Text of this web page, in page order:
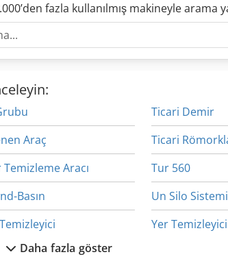
fazla kullanılmış makineyle arama
Araç
Temizleme Aracı
Basın
Araçları
Ticari Demir
Ticari
Tur 560
Un Silo Sistemi
Yer
Daha fazla göster